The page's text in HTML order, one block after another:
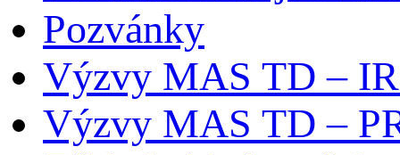
Pozvánky
Výzvy MAS TD –
Výzvy MAS TD –